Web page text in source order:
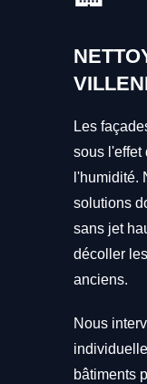
Les
sous l'effet
l'humidité.
solutions
sans jet
décoller
anciens.
Nous
bâtiments